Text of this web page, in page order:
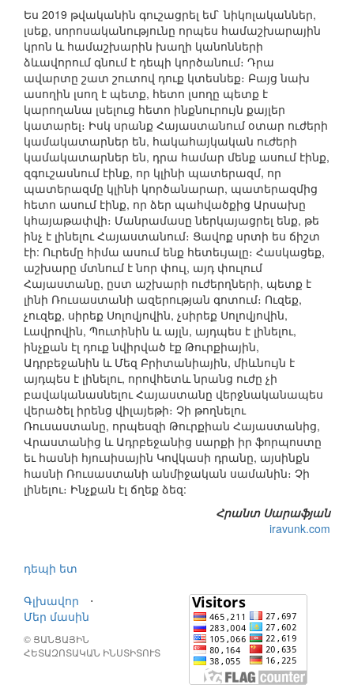
Ես 2019 թվականին գուշացրել եմ` նիկոլականներ,
լսեք, սորոսականությունը որպես համաշխարային
կրոն և համաշխարին խաղի կանոնների
ձևավորում գնում է դեպի կործանում։ Դրա
ավարտը շատ շուտով դուք կտեսնեք։ Բայց նախ
ասողին լսող է պետք, հետո լսողը պետք է
կարողանա լսելուց հետո ինքնուրույն քայլեր
կատարել։ Իսկ սրանք Հայաստանում օտար ուժերի
կամակատարներ են, հակահայկական ուժերի
կամակատարներ են, դրա համար մենք ասում էինք,
զգուշասնում էինք, որ կլինի պատերազմ, որ
պատերազմը կլինի կործանարար, պատերազմից
հետո ասում էինք, որ ձեր պահվածքից Արսախը
կհայաթափվի։ Մանրամասը ներկայացրել ենք, թե
ինչ է լինելու Հայաստանում։ Ցավոք սրտի ես ճիշտ
էի: Ուրեմը հիմա ասում ենք հետեւյալը։ Հասկացեք,
աշխարը մտնում է նոր փուլ, այդ փուլում
Հայաստանը, ըստ աշխարի ուժերղների, պետք է
լինի Ռուսաստանի ազերության գոտում։ Ուզեք,
չուզեք, սիրեք Սոլովյովին, չսիրեք Սոլովյովին,
Լավրովին, Պուտինին և այլն, այդպես է լինելու,
ինչքան էլ դուք նվիրված էք Թուրքիային,
Ադրբեջանին և Մեզ Բրիտանիային, միևնույն է
այդպես է լինելու, որովհետև նրանց ուժը չի
բավականասնելու Հայաստանը վերջնականապես
վերածել իրենց վիլայեթի։ Չի թողնելու
Ռուսաստանը, որպեսզի Թուրքիան Հայաստանից,
Վրաստանից և Ադրբեջանից սարքի իր ֆորպոստը
եւ հասնի հյուսիսային Կովկասի դրանը, այսինքն
հասնի Ռուսաստանի անմիջական սամանին։ Չի
լինելու։ Ինչքան էլ ճղեք ձեզ:
Հրանտ Սարաֆյան
iravunk.com
դեպի ետ
Գլխավոր
⋅
Մեր մասին
© ՑԱՆՑԱՅԻՆ
ՀԵՏԱԶՈՏԱԿԱՆ ԻՆՍՏԻՏՈՒՏ